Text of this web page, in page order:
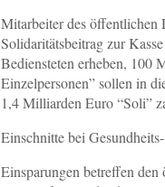
Mitarbeiter des öffentlichen
Solidaritätsbeitrag zur
Bediensteten erheben, 100
Einzelpersonen” sollen in
1,4 Milliarden Euro “Soli”
Einschnitte bei
Einsparungen betreffen